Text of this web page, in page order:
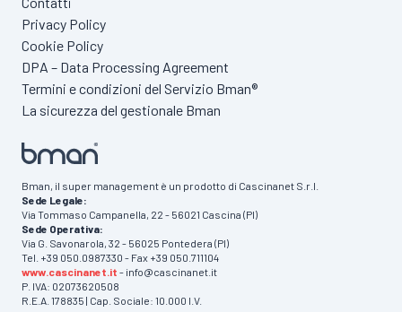
Privacy Policy
Cookie Policy
DPA – Data Processing Agreement
Termini e condizioni del Servizio Bman®
La sicurezza del gestionale Bman
Bman, il super management è un prodotto di Cascinanet S.r.l.
Sede Legale:
Via Tommaso Campanella, 22 - 56021 Cascina (PI)
Sede Operativa:
Via G. Savonarola, 32 - 56025 Pontedera (PI)
Tel. +39 050.0987330 - Fax +39 050.711104
www.cascinanet.it - info@cascinanet.it
P. IVA: 02073620508
R.E.A. 178835 | Cap. Sociale: 10.000 I.V.